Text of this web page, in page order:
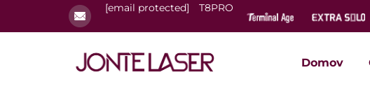
[email protected] T8PRO
Domov